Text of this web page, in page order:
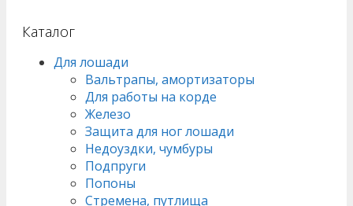
Каталог
Для лошади
Вальтрапы, амортизаторы
Для работы на корде
Железо
Защита для ног лошади
Недоуздки, чумбуры
Подпруги
Попоны
Стремена, путлища